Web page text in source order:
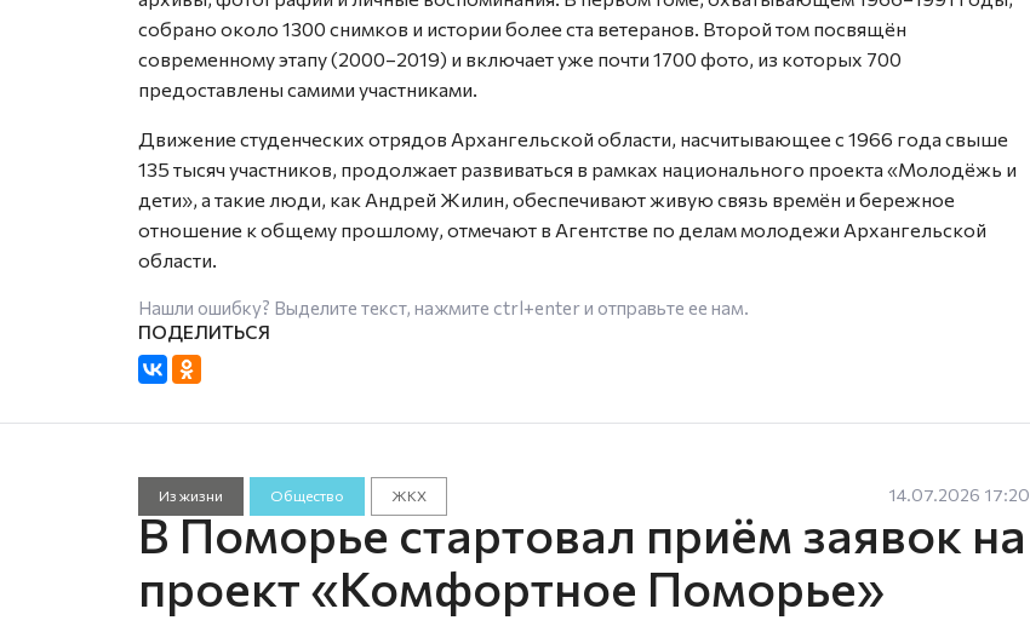
собрано около 1300 снимков и истории более ста ветеранов. Второй том посвящён
современному этапу (2000–2019) и включает уже почти 1700 фото, из которых 700
предоставлены самими участниками.
Движение студенческих отрядов Архангельской области, насчитывающее с 1966 года свыше
135 тысяч участников, продолжает развиваться в рамках национального проекта «Молодёжь и
дети», а такие люди, как Андрей Жилин, обеспечивают живую связь времён и бережное
отношение к общему прошлому, отмечают в Агентстве по делам молодежи Архангельской
области.
Нашли ошибку? Выделите текст, нажмите ctrl+enterи отправьте ее нам.
Из жизни Общество ЖКХ 14.07.2026 17:20
В Поморье стартовал приём заявок на
проект «Комфортное Поморье»